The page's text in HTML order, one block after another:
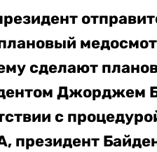
сделают
Джорджем
с
президент